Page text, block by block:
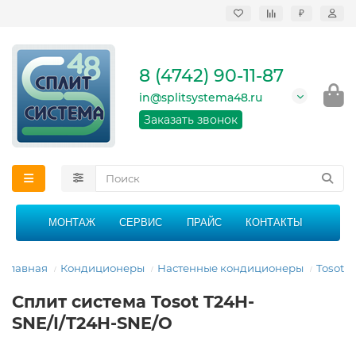
₽
кондиционеров в
области
График работы: 9:00 -
21:00 без перерыва и
8 (4742) 90-11-87
in@splitsystema48.ru
Заказать звонок
МОНТАЖ СЕРВИС ПРАЙС КОНТАКТЫ
Главная Кондиционеры Настенные кондиционеры Tosot
Сплит система Tosot T24H-
SNE/I/T24H-SNE/O